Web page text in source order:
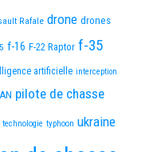
Rafale drone drones
f-16 F-22 Raptor f-35
artificielle interception
pilote de chasse
technologie typhoon ukraine